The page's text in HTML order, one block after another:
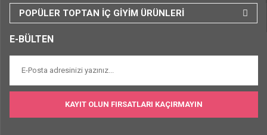
POPÜLER TOPTAN İÇ GİYİM ÜRÜNLERİ
E-BÜLTEN
KAYIT OLUN FIRSATLARI KAÇIRMAYIN